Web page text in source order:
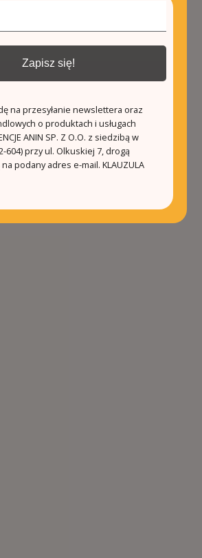
Zapisz się!
na przesyłanie newslettera oraz
o produktach i usługach
ANIN SP. Z O.O. z siedzibą w
604) przy ul. Olkuskiej 7, drogą
podany adres e-mail.KLAUZULA